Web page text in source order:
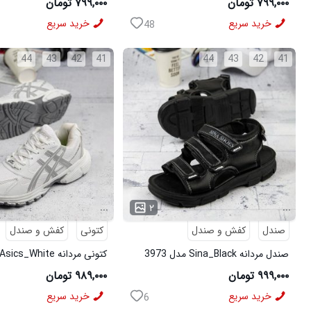
خرید سریع 48 خرید سریع
41
42
43
44
۲
...
صندل
کفش و صندل
صندل مردانه Sina_Black مدل 3973
۹۹۹,۰۰۰ تومان
خرید سریع 6
41
42
43
44
...
کتونی
کفش و صندل
کتونی مردانه Asics_White مدل 3975
۹۸۹,۰۰۰ تومان
خرید سریع